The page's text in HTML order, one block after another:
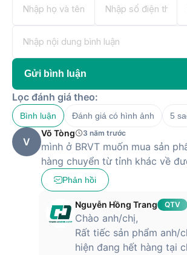
Gửi bình luận
Lọc đánh giá theo:
Bình luận Đánh giá có hình ảnh 5
V
Võ Tòng 3 năm trước
mình ở BRVT muốn mua sản
hàng chuyển từ tỉnh khác về
Phản hồi
Nguyễn Hồng Trang QTV
Chào anh/chị,
Rất tiếc sản phẩm anh/
hiện đang hết hàng tại